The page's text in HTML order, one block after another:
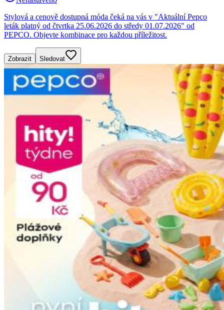
Stylová a cenově dostupná móda čeká na vás v "Aktuální Pepco
leták platný od čtvrtka 25.06.2026 do středy 01.07.2026" od
PEPCO. Objevte kombinace pro každou příležitost.
Zobrazit Sledovat